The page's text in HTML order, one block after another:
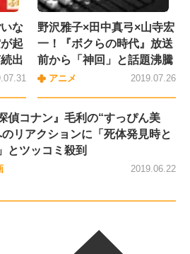
な
起
出
野沢雅子×田中真弓×山寺宏
一！『ボクらの時代』放送
前から「神回」と話題沸騰
アニメ 2019.07.26
偵コナン』毛利の“すっぴん美
のリアクションに「死体発見時と
とツッコミ殺到
2019.06.22